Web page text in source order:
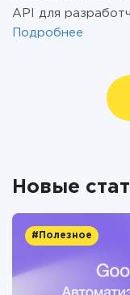
API для
Подробнее
Новые
#Полезное